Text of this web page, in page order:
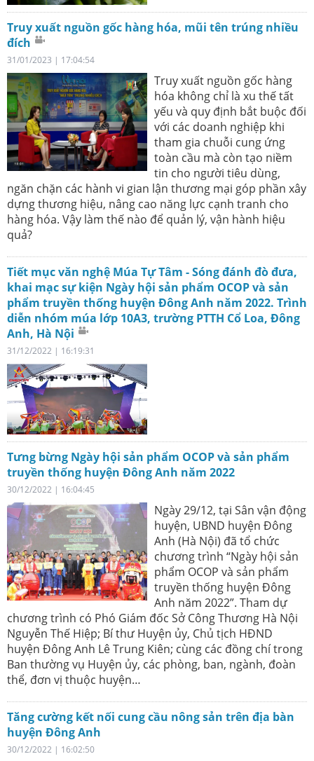
Truy xuất nguồn gốc hàng hóa, mũi tên trúng nhiều
đích
31/01/2023 | 17:04:54
Truy xuất nguồn gốc hàng
hóa không chỉ là xu thế tất
yếu và quy định bắt buộc đối
với các doanh nghiệp khi
tham gia chuỗi cung ứng
toàn cầu mà còn tạo niềm
tin cho người tiêu dùng,
ngăn chặn các hành vi gian lận thương mại góp phần xây
dựng thương hiệu, nâng cao năng lực cạnh tranh cho
hàng hóa. Vậy làm thế nào để quản lý, vận hành hiệu
quả?
Tiết mục văn nghệ Múa Tự Tâm - Sóng đánh đò đưa,
khai mạc sự kiện Ngày hội sản phẩm OCOP và sản
phẩm truyền thống huyện Đông Anh năm 2022. Trình
diễn nhóm múa lớp 10A3, trường PTTH Cổ Loa, Đông
Anh, Hà Nội
31/12/2022 | 16:19:31
Tưng bừng Ngày hội sản phẩm OCOP và sản phẩm
truyền thống huyện Đông Anh năm 2022
30/12/2022 | 16:04:45
Ngày 29/12, tại Sân vận động
huyện, UBND huyện Đông
Anh (Hà Nội) đã tổ chức
chương trình “Ngày hội sản
phẩm OCOP và sản phẩm
truyền thống huyện Đông
Anh năm 2022”. Tham dự
chương trình có Phó Giám đốc Sở Công Thương Hà Nội
Nguyễn Thế Hiệp; Bí thư Huyện ủy, Chủ tịch HĐND
huyện Đông Anh Lê Trung Kiên; cùng các đồng chí trong
Ban thường vụ Huyện ủy, các phòng, ban, ngành, đoàn
thể, đơn vị thuộc huyện…
Tăng cường kết nối cung cầu nông sản trên địa bàn
huyện Đông Anh
30/12/2022 | 16:02:50